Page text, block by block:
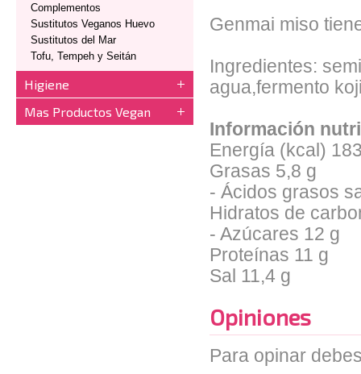
Complementos
Sustitutos Veganos Huevo
Sustitutos del Mar
Tofu, Tempeh y Seitán
Higiene
Mas Productos Vegan
Genmai miso
Ingredientes:
agua,fermento
Información
Energía (kcal)
Grasas 5,8 g
- Ácidos grasos
Hidratos de
- Azúcares 12 g
Proteínas 11 g
Sal 11,4 g
Opiniones
Para opinar